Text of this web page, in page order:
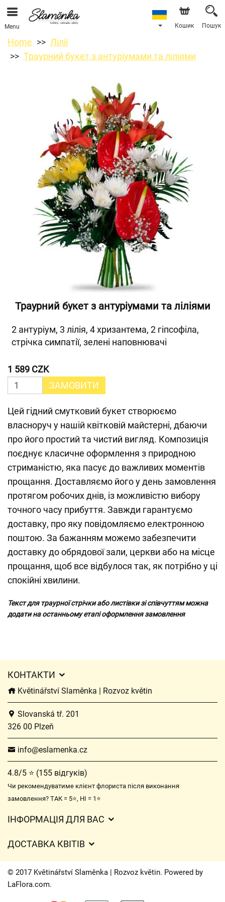
Menu Кошик Пошук
Home
Лілії
Траурний букет з антуріумами та ліліями
Траурний букет з антуріумами та ліліями
2 антуріум, 3 лілія, 4 хризантема, 2 гіпсофіла,
стрічка симпатії, зелені наповнювачі
1 589 CZK
ЗАМОВИТИ
Цей гідний смутковий букет створюємо
власноруч у нашій квітковій майстерні, дбаючи
про його простий та чистий вигляд. Композиція
поєднує класичне оформлення з природною
стриманістю, яка пасує до важливих моментів
прощання. Доставляємо його у день замовлення
протягом робочих днів, із можливістю вибору
точного часу прибуття. Завжди гарантуємо
доставку, про яку повідомляємо електронною
поштою. За бажанням можемо забезпечити
доставку до обрядової зали, церкви або на місце
прощання, щоб все відбулося так, як потрібно у ці
спокійні хвилини.
Текст для траурної стрічки або листівки зі співчуттям можна
додати на останньому етапі оформлення замовлення
КОНТАКТИ
Květinářství Slaměnka | Rozvoz květin
Slovanská tř. 201
326 00 Plzeň
info@eslamenka.cz
4.8/5 ⭐ (155 відгуків)
Чи рекомендуватиме клієнт флориста після виконання
замовлення? ТАК = 5⭐, НІ = 1⭐
ІНФОРМАЦІЯ ДЛЯ ВАС
Захист персональних даних
Час доставки квітів – огляд можливостей
ДОСТАВКА КВІТІВ
Вартість доставки
Куди ми доставляємо квіти
© 2017 Květinářství Slaměnka | Rozvoz květin. Powered by
LaFlora.com.